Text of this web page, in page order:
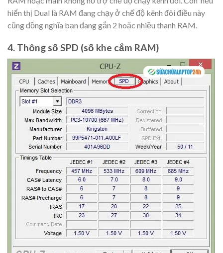
hiển thị Dual là RAM đang chạy ở chế độ kênh đôi điều này
cũng đồng nghĩa bạn đang gắn 2 hoặc nhiều thanh RAM.
4. Thông số SPD (số khe cắm RAM)